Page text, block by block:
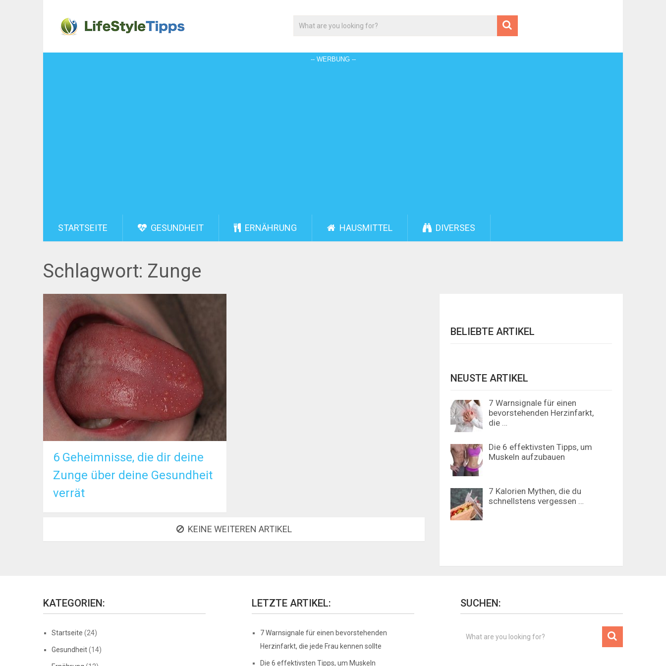
STARTSEITE GESUNDHEIT ERNÄHRUNG HAUSMITTEL DIVERSES
Schlagwort: Zunge
6 Geheimnisse, die dir deine
Zunge über deine Gesundheit
verrät
KEINE WEITEREN ARTIKEL
BELIEBTE ARTIKEL
NEUSTE ARTIKEL
7 Warnsignale für einen
bevorstehenden Herzinfarkt,
die …
Die 6 effektivsten Tipps, um
Muskeln aufzubauen
7 Kalorien Mythen, die du
schnellstens vergessen …
KATEGORIEN:
Startseite (24)
Gesundheit(14)
LETZTE ARTIKEL:
7 Warnsignale für einen bevorstehenden
Herzinfarkt, die jede Frau kennen sollte
Die 6 effektivsten Tipps, um Muskeln
SUCHEN: